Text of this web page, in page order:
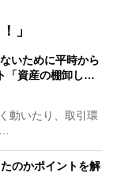
」
いために平時から
「資産の棚卸し…
動いたり、取引環
のかポイントを解